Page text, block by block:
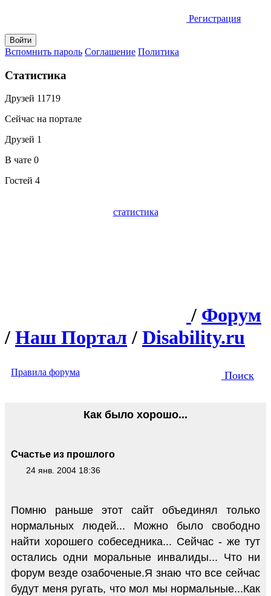
Регистрация
Вспомнить пароль Соглашение Политика
Статистика
Друзей 11719
Сейчас на портале
Друзей 1
В чате 0
Гостей 4
статистика
/ Форум
/ Наш Портал / Disability.ru
Правила форума Поиск
Счастье из прошлого
24 янв. 2004 18:36
Как было хорошо...
Помню раньше этот сайт объединял только
нормальных людей... Можно было свободно
найти хорошего собеседника... Сейчас - же тут
остались одни моральные инвалиды... Что ни
форум везде озабоченые.Я знаю что все сейчас
будут меня ругать, что мол мы нормальные...Как